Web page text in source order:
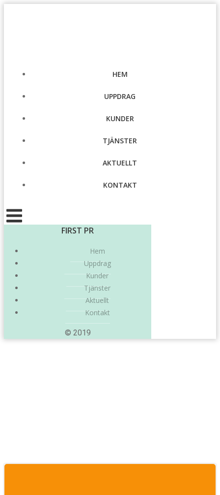
HEM
UPPDRAG
KUNDER
TJÄNSTER
AKTUELLT
KONTAKT
FIRST PR
Hem
Uppdrag
Kunder
Tjänster
Aktuellt
Kontakt
© 2019